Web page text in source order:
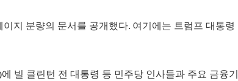
지 분량의 문서를 공개했다. 여기에는 트럼프 대통령
빌 클린턴 전 대통령 등 민주당 인사들과 주요 금융기